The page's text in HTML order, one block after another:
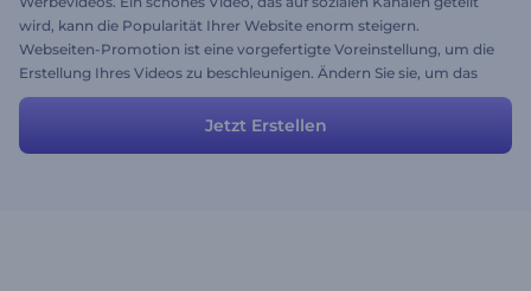
wird, kann die Popularität Ihrer Website enorm steigern.
Webseiten-Promotion ist eine vorgefertigte Voreinstellung, um die
Erstellung Ihres Videos zu beschleunigen. Ändern Sie sie, um das
gewünschte Ergebnis zu erhalten, und klicken Sie auf Vorschau.
Jetzt Erstellen